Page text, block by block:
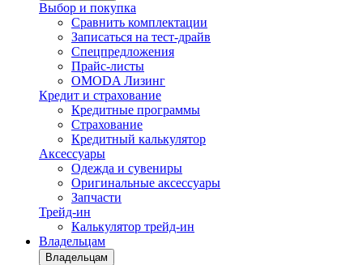
Выбор и покупка
Сравнить комплектации
Записаться на тест-драйв
Cпецпредложения
Прайс-листы
OMODA Лизинг
Кредит и страхование
Кредитные программы
Страхование
Кредитный калькулятор
Аксессуары
Одежда и сувениры
Оригинальные аксессуары
Запчасти
Трейд-ин
Калькулятор трейд-ин
Владельцам
Владельцам